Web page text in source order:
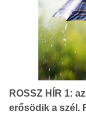
ROSSZ HÍR 1:
erősödik a szél.